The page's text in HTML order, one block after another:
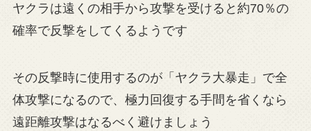
ヤクラは遠くの相手から攻撃を受けると約70％の
確率で反撃をしてくるようです
その反撃時に使用するのが「ヤクラ大暴走」で全
体攻撃になるので、極力回復する手間を省くなら
遠距離攻撃はなるべく避けましょう